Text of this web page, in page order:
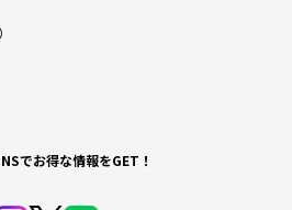
でお得な情報をGET！